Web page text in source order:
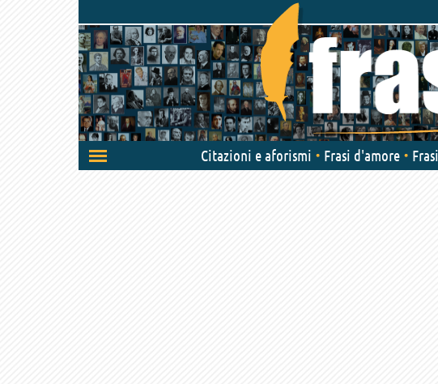
Attiva/disattiva
navigazione
Citazioni e aforismi Frasi d'amore